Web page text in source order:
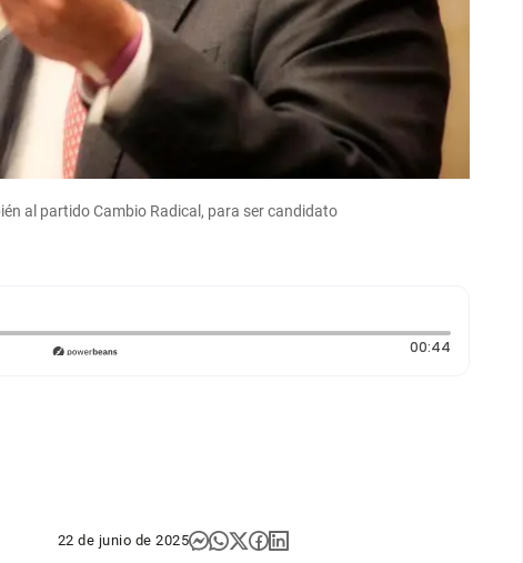
al partido Cambio Radical, para ser candidato
00:44Duración:
22 de junio de 2025